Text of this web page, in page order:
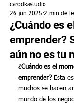
¿Cuándo es
emprender?
aún no es tu
carodkastudio
26 jun 2025 2 min de
¿Cuándo es el
emprender? Esta
muchos se hacen
mundo de los